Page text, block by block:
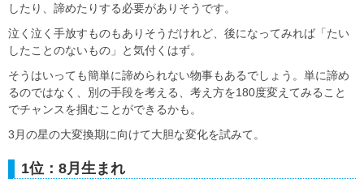
したり、諦めたりする必要がありそうです。
泣く泣く手放すものもありそうだけれど、後になってみれば「たい
したことのないもの」と気付くはず。
そうはいっても簡単に諦められない物事もあるでしょう。単に諦め
るのではなく、別の手段を考える、考え方を180度変えてみること
でチャンスを掴むことができるかも。
3月の星の大変換期に向けて大胆な変化を試みて。
1位：8月生まれ